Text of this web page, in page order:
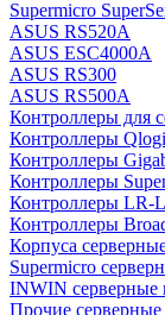
Supermicro
ASUS RS520A
ASUS ESC4000A
ASUS RS300
ASUS RS500A
Контроллеры для
Контроллеры
Контроллеры
Контроллеры
Контроллеры LR-
Контроллеры
Корпуса
Supermicro
INWIN серверные
Прочие